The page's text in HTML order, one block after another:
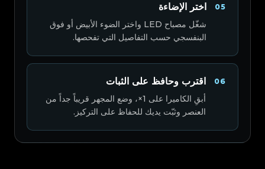
05 اختر الإضاءة
شغّل مصباح LED واختر الضوء الأبيض أو فوق
البنفسجي حسب التفاصيل التي تفحصها.
06 اقترب وحافظ على الثبات
أبقِ الكاميرا على 1×، وضع المجهر قريباً جداً من
العنصر وثبّت يديك للحفاظ على التركيز.